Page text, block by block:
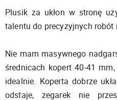
Plusik za ukłon w stronę
talentu do precyzyjnych robót
Nie mam masywnego
średnicach kopert 40-41
idealnie. Koperta dobrze
odstaje, zegarek nie